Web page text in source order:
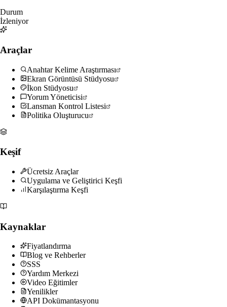
Durum
İzleniyor
Araçlar
Anahtar Kelime Araştırması
Ekran Görüntüsü Stüdyosu
İkon Stüdyosu
Yorum Yöneticisi
Lansman Kontrol Listesi
Politika Oluşturucu
Keşif
Ücretsiz Araçlar
Uygulama ve Geliştirici Keşfi
Karşılaştırma Keşfi
Kaynaklar
Fiyatlandırma
Blog ve Rehberler
SSS
Yardım Merkezi
Video Eğitimler
Yenilikler
API Dokümantasyonu